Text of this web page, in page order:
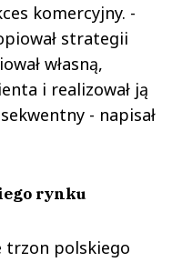
komercyjny. -
strategii
własną,
i realizował ją
- napisał
rynku
trzon polskiego